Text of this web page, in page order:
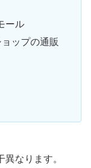
ール
ップの通販
なります。